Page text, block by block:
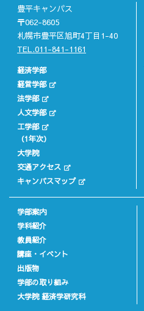
豊平キャンパス
〒062-8605
札幌市豊平区旭町4丁目1-40
TEL.011-841-1161
経済学部
経営学部
法学部
人文学部
工学部
（1年次）
大学院
交通アクセス
キャンパスマップ
学部案内
学科紹介
教員紹介
講座・イベント
出版物
学部の取り組み
大学院 経済学研究科